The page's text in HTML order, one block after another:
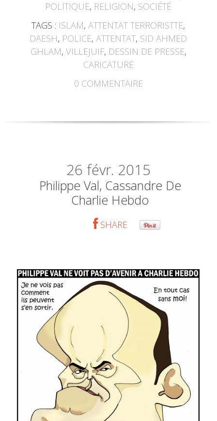
POLITIQUE, RELIGION, SOCIÉTÉ
TAGS : ISLAM,ATTENTAT TERRORISTTE,
DAESH, POLICE,ATTENTAT, SID AHMED
GHLAM, VILLEJUIF, DESSIN DE PRESSE,
CARICATURE
0 COMMENTAIRE
26 févr. 2015
Philippe Val, Cassandre De
Charlie Hebdo
SHARE